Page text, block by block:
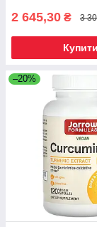
2 645,30 ₴ 3
Купити
–20%